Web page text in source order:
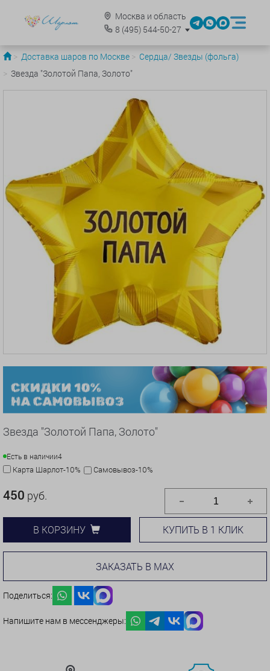
Москва и область
8 (495)544-50-27
Доставка шаров по Москве
Сердца/ Звезды (фольга)
Звезда "Золотой Папа, Золото"
Звезда "Золотой Папа, Золото"
Есть в наличии4
Карта Шарлот-10% Самовывоз-10%
450 руб.
В КОРЗИНУ КУПИТЬ В 1 КЛИК
ЗАКАЗАТЬ В MAX
Поделиться:
Напишите нам в мессенджеры: